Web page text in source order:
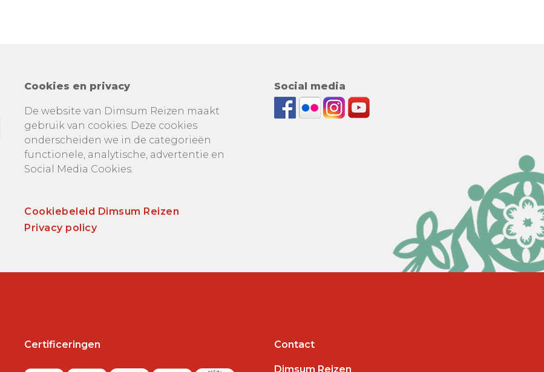
Cookies en privacy
De website van Dimsum Reizen maakt
gebruik van cookies. Deze cookies
onderscheiden we in de categorieën
functionele, analytische, advertentie en
Social Media Cookies.
Cookiebeleid Dimsum Reizen
Privacy policy
Social media
Certificeringen Contact
Dimsum Reizen